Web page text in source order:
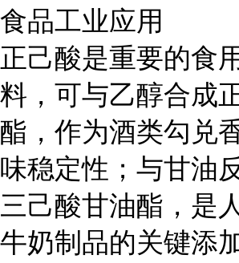
食品工业应用
正己酸是重要的食
料，可与乙醇合成
酯，作为酒类勾兑
味稳定性；与甘油
三己酸甘油酯，是
牛奶制品的关键添